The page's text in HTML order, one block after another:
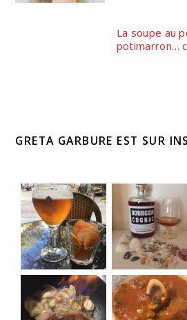
La soupe au
potimarron…
GRETA GARBURE EST SUR